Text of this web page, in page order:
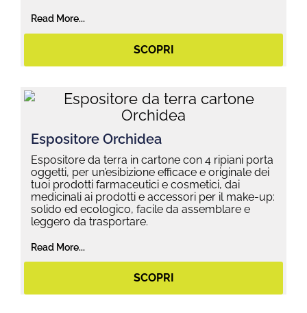
Read More...
SCOPRI
Espositore Orchidea
Espositore da terra in cartone con 4 ripiani porta
oggetti, per un’esibizione efficace e originale dei
tuoi prodotti farmaceutici e cosmetici, dai
medicinali ai prodotti e accessori per il make-up:
solido ed ecologico, facile da assemblare e
leggero da trasportare.
Read More...
SCOPRI